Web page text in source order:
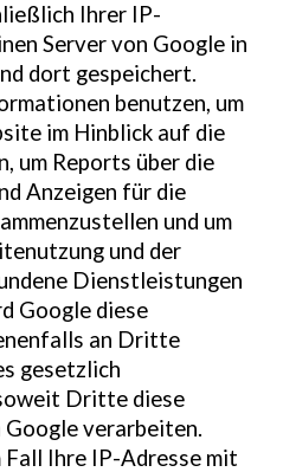
Ihrer IP-
Server von Google in
dort gespeichert.
benutzen, um
im Hinblick auf die
um Reports über die
Anzeigen für die
und um
und der
Dienstleistungen
Google diese
an Dritte
gesetzlich
Dritte diese
verarbeiten.
Ihre IP-Adresse mit